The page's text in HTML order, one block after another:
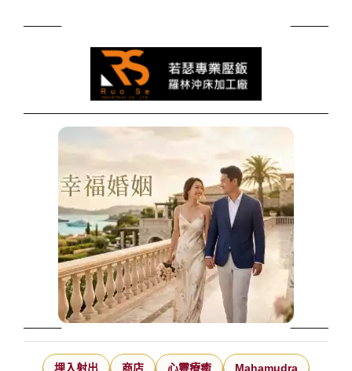
埋入射出 商店 心靈療癒 Mahamudra